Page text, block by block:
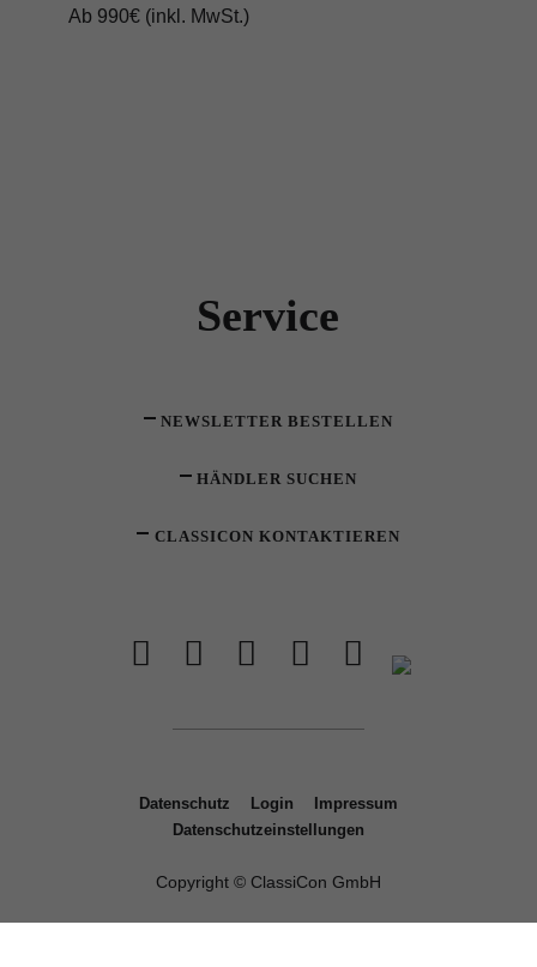
Ab 990€ (inkl. MwSt.)
Service
NEWSLETTER BESTELLEN
HÄNDLER SUCHEN
CLASSICON KONTAKTIEREN
Datenschutz Login
Impressum
Datenschutzeinstellungen
Copyright © ClassiCon GmbH